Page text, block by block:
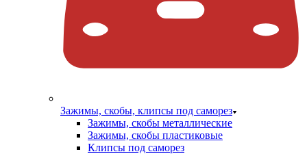
Зажимы, скобы, клипсы под саморез
Зажимы, скобы металлические
Зажимы, скобы пластиковые
Клипсы под саморез